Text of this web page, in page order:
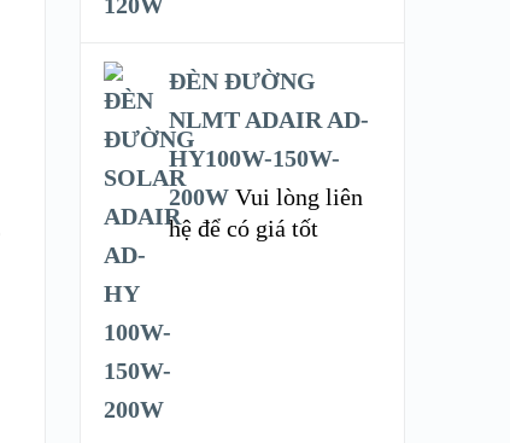
ĐÈN ĐƯỜNG
NLMT ADAIR AD-
HY100W-150W-
200W Vui lòng liên
hệ để có giá tốt